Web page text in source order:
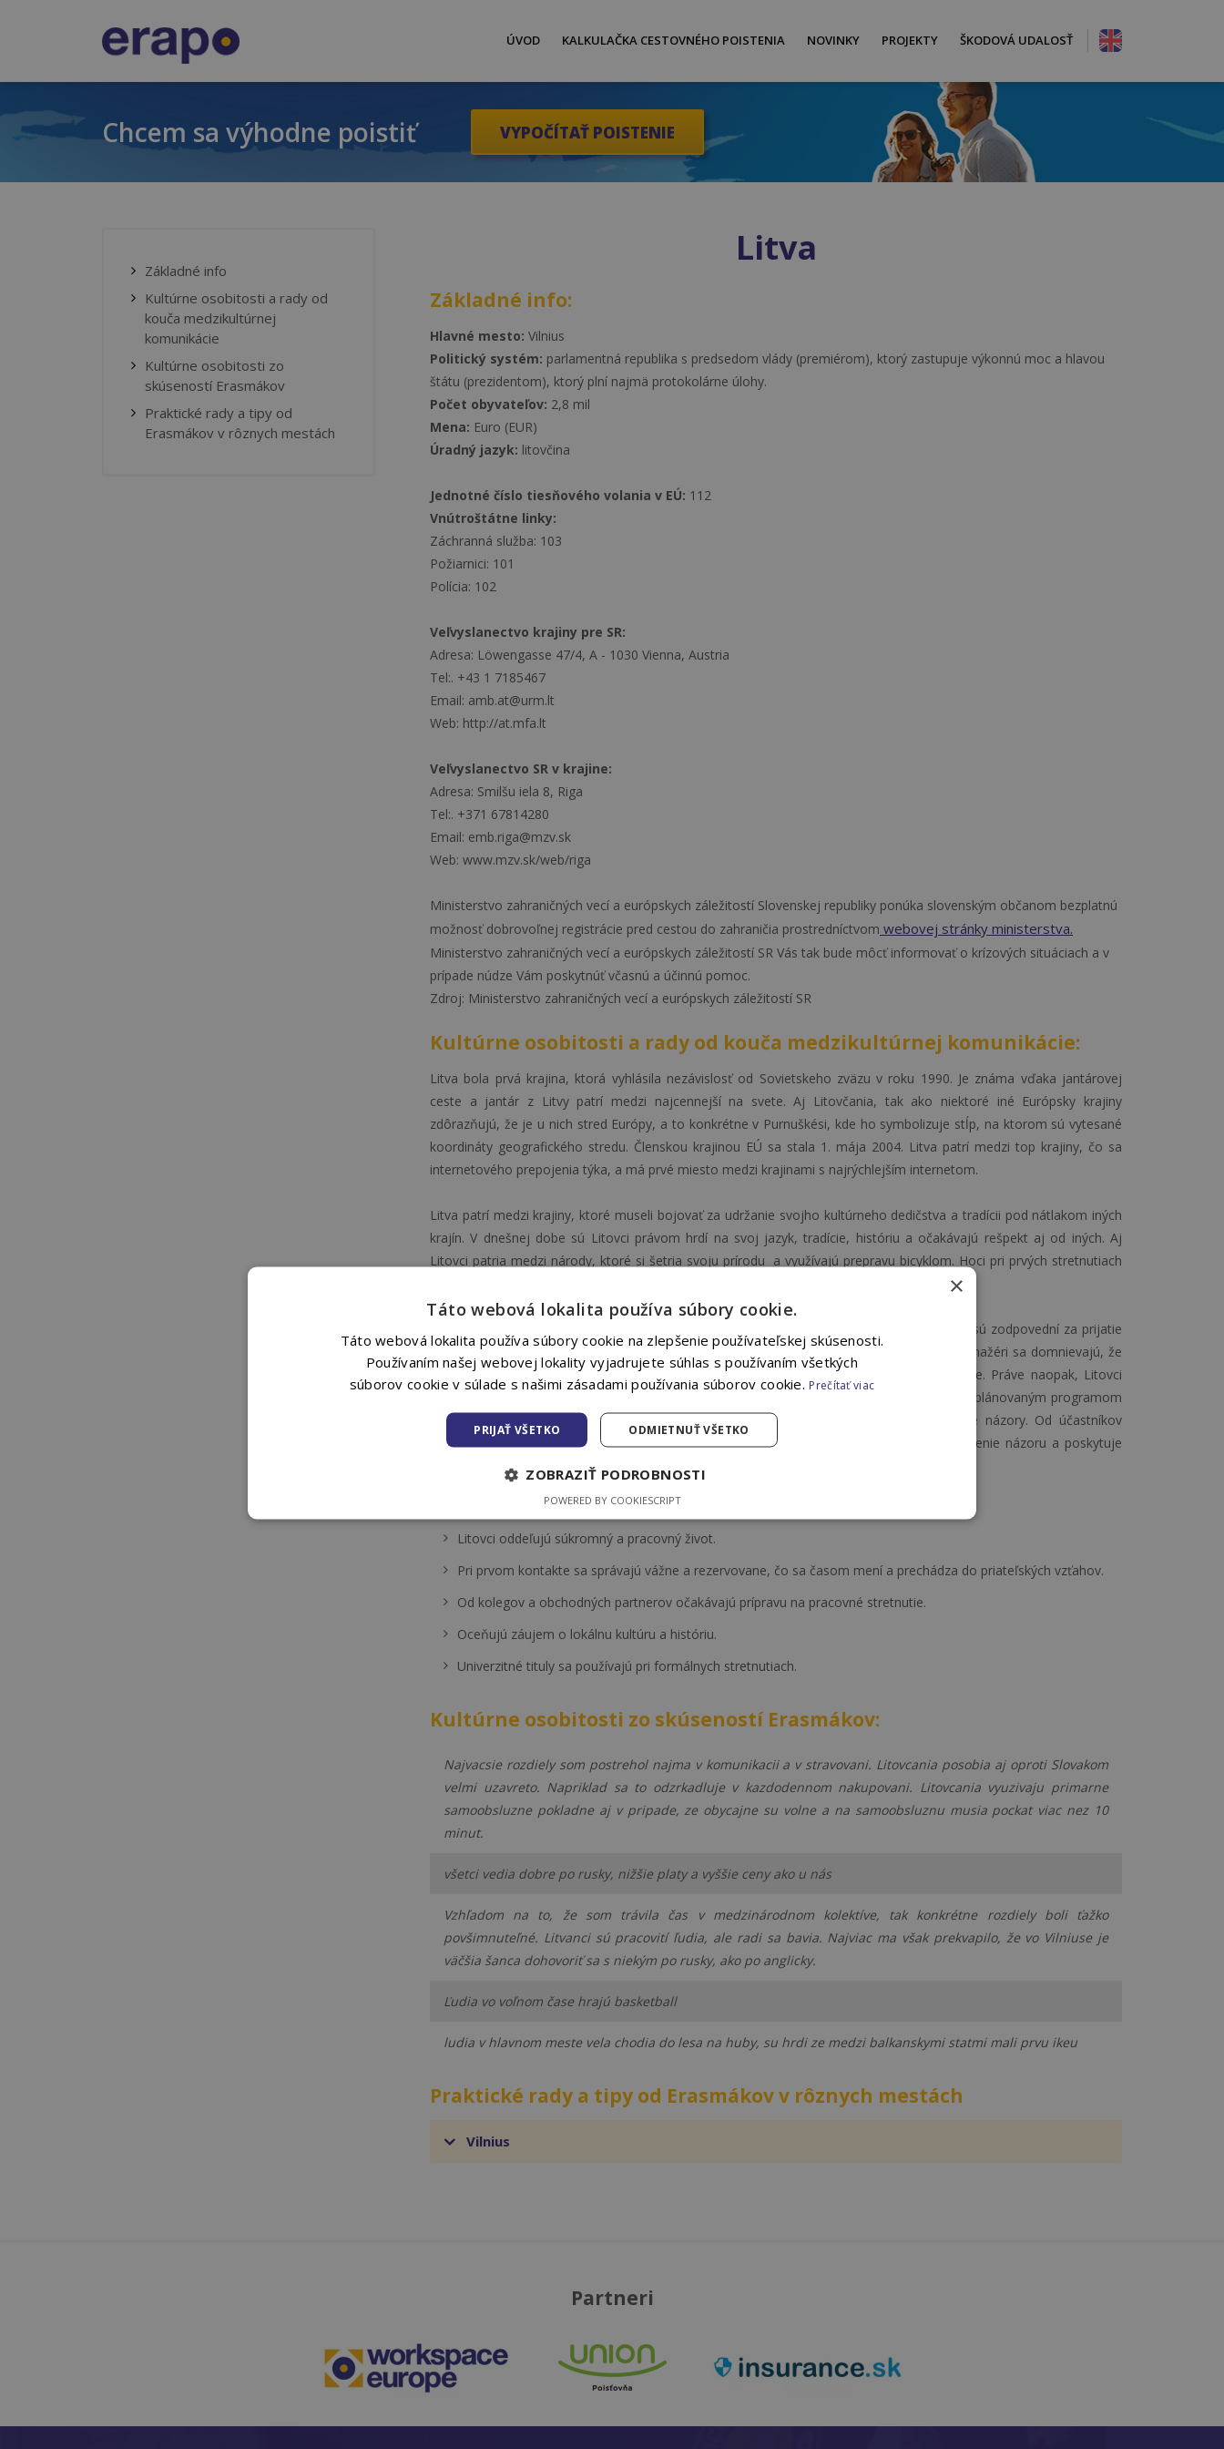
ÚVOD KALKULAČKA CESTOVNÉHO POISTENIA NOVINKY PROJEKTY ŠKODOVÁ UDALOSŤ
Chcem sa výhodne poistiť VYPOČÍTAŤ POISTENIE
Základné info
Kultúrne osobitosti a rady od
kouča medzikultúrnej
komunikácie
Kultúrne osobitosti zo
skúseností Erasmákov
Praktické rady a tipy od
Erasmákov v rôznych mestách
Litva
Základné info:
Hlavné mesto: Vilnius
Politický systém: parlamentná republika s predsedom vlády (premiérom), ktorý zastupuje výkonnú moc a hlavou
štátu (prezidentom), ktorý plní najmä protokolárne úlohy.
Počet obyvateľov: 2,8 mil
Mena: Euro (EUR)
Úradný jazyk: litovčina
Jednotné číslo tiesňového volania v EÚ: 112
Vnútroštátne linky:
Záchranná služba: 103
Požiarnici: 101
Polícia: 102
Veľvyslanectvo krajiny pre SR:
Adresa: Löwengasse 47/4, A - 1030 Vienna, Austria
Tel:. +43 1 7185467
Email: amb.at@urm.lt
Web: http://at.mfa.lt
Veľvyslanectvo SR v krajine:
Adresa: Smilšu iela 8, Riga
Tel:. +371 67814280
Email: emb.riga@mzv.sk
Web: www.mzv.sk/web/riga
Ministerstvo zahraničných vecí a európskych záležitostí Slovenskej republiky ponúka slovenským občanom bezplatnú
možnosť dobrovoľnej registrácie pred cestou do zahraničia prostredníctvom webovej stránky ministerstva.
Ministerstvo zahraničných vecí a európskych záležitostí SR Vás tak bude môcť informovať o krízových situáciach a v
prípade núdze Vám poskytnúť včasnú a účinnú pomoc.
Zdroj: Ministerstvo zahraničných vecí a európskych záležitostí SR
Kultúrne osobitosti a rady od kouča medzikultúrnej komunikácie:
Litva bola prvá krajina, ktorá vyhlásila nezávislosť od Sovietskeho zväzu v roku 1990. Je známa vďaka jantárovej
ceste a jantár z Litvy patrí medzi najcennejší na svete. Aj Litovčania, tak ako niektoré iné Európsky krajiny
zdôrazňujú, že je u nich stred Európy, a to konkrétne v Purnuškési, kde ho symbolizuje stĺp, na ktorom sú vytesané
koordináty geografického stredu. Členskou krajinou EÚ sa stala 1. mája 2004. Litva patrí medzi top krajiny, čo sa
internetového prepojenia týka, a má prvé miesto medzi krajinami s najrýchlejším internetom.
Litva patrí medzi krajiny, ktoré museli bojovať za udržanie svojho kultúrneho dedičstva a tradícii pod nátlakom iných
krajín. V dnešnej dobe sú Litovci právom hrdí na svoj jazyk, tradície, históriu a očakávajú rešpekt aj od iných. Aj
Litovci patria medzi národy, ktoré si šetria svoju prírodu a využívajú prepravu bicyklom. Hoci pri prvých stretnutiach
Litva patrí ku kultúram, ktoré sú založené na hierarchii a statuse. Inými slovami nadriadení sú zodpovední za prijatie
rozhodnutí a jasné pokyny, ktoré členovia tímu dodržiavajú. Mnohí obchodní partneri a manažéri sa domnievajú, že
Litovci patria medzi kolektívne kultúry, inými slovami, že uprednostňujú spoluprácu v tíme. Práve naopak, Litovci
očakávajú individuálnu motiváciu a ocenenie. Pracovné stretnutia prebiehajú v súlade s naplánovaným programom
a status jednotlivých účastníkov určuje ich priebeh a poradie, v ktorom vyjadrujú svoje názory. Od účastníkov
pracovnej diskusie sa očakáva pokojný komunikačný prejav, ktorý dáva priestor na vyjadrenie názoru a poskytuje
krátke pauzy na premýšľanie.
Litovci oddeľujú súkromný a pracovný život.
Pri prvom kontakte sa správajú vážne a rezervovane, čo sa časom mení a prechádza do priateľských vzťahov.
Od kolegov a obchodných partnerov očakávajú prípravu na pracovné stretnutie.
Oceňujú záujem o lokálnu kultúru a históriu.
Univerzitné tituly sa používajú pri formálnych stretnutiach.
Kultúrne osobitosti zo skúseností Erasmákov:
Najvacsie rozdiely som postrehol najma v komunikacii a v stravovani. Litovcania posobia aj oproti Slovakom
velmi uzavreto. Napriklad sa to odzrkadluje v kazdodennom nakupovani. Litovcania vyuzivaju primarne
samoobsluzne pokladne aj v pripade, ze obycajne su volne a na samoobsluznu musia pockat viac nez 10
minut.
všetci vedia dobre po rusky, nižšie platy a vyššie ceny ako u nás
Vzhľadom na to, že som trávila čas v medzinárodnom kolektíve, tak konkrétne rozdiely boli ťažko
povšimnuteľné. Litvanci sú pracovití ľudia, ale radi sa bavia. Najviac ma však prekvapilo, že vo Vilniuse je
väčšia šanca dohovoriť sa s niekým po rusky, ako po anglicky.
Ľudia vo voľnom čase hrajú basketball
ludia v hlavnom meste vela chodia do lesa na huby, su hrdi ze medzi balkanskymi statmi mali prvu ikeu
Praktické rady a tipy od Erasmákov v rôznych mestách
Vilnius
Partneri
×
Táto webová lokalita používa súbory cookie.
Táto webová lokalita používa súbory cookie na zlepšenie používateľskej skúsenosti.
Používaním našej webovej lokality vyjadrujete súhlas s používaním všetkých
súborov cookie v súlade s našimi zásadami používania súborov cookie. Prečítať viac
PRIJAŤ VŠETKO ODMIETNUŤ VŠETKO
ZOBRAZIŤ PODROBNOSTI
POWERED BY COOKIESCRIPT